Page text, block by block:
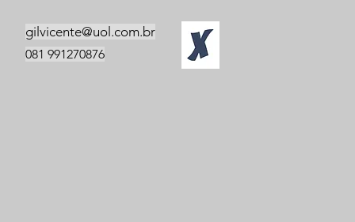
081 991270876
gilvicente@uol.com.br